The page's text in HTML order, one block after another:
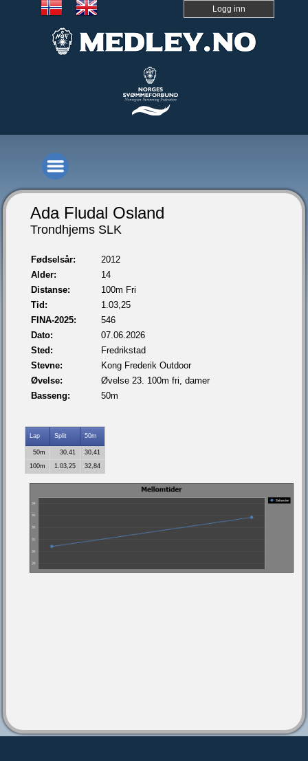
Logg inn
Ada Fludal Osland
Trondhjems SLK
Fødselsår:
2012
Alder:
14
Distanse:
100m Fri
Tid:
1.03,25
FINA-2025:
546
Dato:
07.06.2026
Sted:
Fredrikstad
Stevne:
Kong Frederik Outdoor
Øvelse:
Øvelse 23. 100m fri, damer
Basseng:
50m
Lap Split 50m
50m 30,41
30,41
100m
1.03,25 32,84